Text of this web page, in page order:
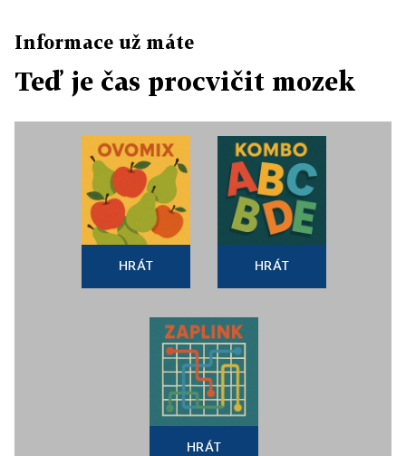
Informace už máte
Teď je čas procvičit mozek
HRÁT HRÁT
HRÁT